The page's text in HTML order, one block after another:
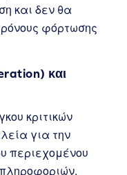
και δεν θα
φόρτωσης
και
κριτικών
για την
περιεχομένου